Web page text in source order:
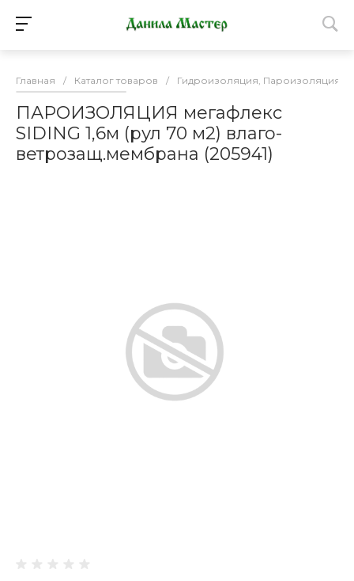
Главная / Каталог товаров / Гидроизоляция, Пароизоляция,
ПАРОИЗОЛЯЦИЯ мегафлекс
SIDING 1,6м (рул 70 м2) влаго-
ветрозащ.мембрана (205941)